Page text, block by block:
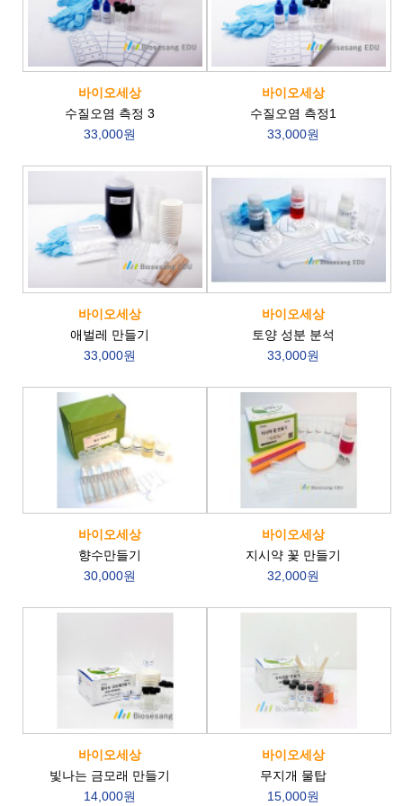
바이오세상
수질오염 측정 3
33,000원
바이오세상
수질오염 측정1
33,000원
바이오세상
애벌레 만들기
33,000원
바이오세상
토양 성분 분석
33,000원
바이오세상
향수만들기
30,000원
바이오세상
지시약 꽃 만들기
32,000원
바이오세상
빛나는 금모래 만들기
14,000원
바이오세상
무지개 물탑
15,000원